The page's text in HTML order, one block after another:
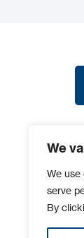
We
We use
serve
By